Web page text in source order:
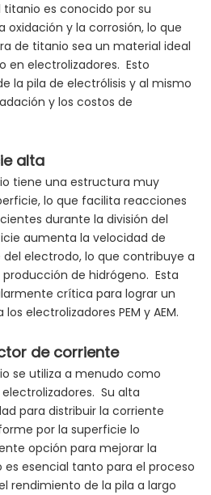
es conocido por su
oxidación y la corrosión, lo que
de titanio sea un material ideal
en electrolizadores. Esto
la pila de electrólisis y al mismo
y los costos de
alta
tiene una estructura muy
lo que facilita reacciones
durante la división del
aumenta la velocidad de
electrodo, lo que contribuye a
de hidrógeno. Esta
crítica para lograr un
electrolizadores PEM y AEM.
de corriente
se utiliza a menudo como
Su alta
para distribuir la corriente
por la superficie lo
opción para mejorar la
esencial tanto para el proceso
rendimiento de la pila a largo